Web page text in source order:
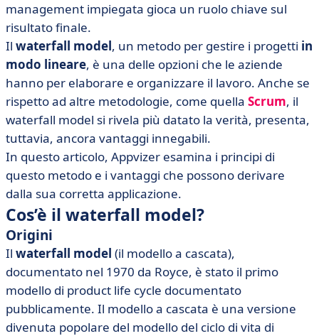
• Esempi di waterfall model
• Waterfall model: i vantaggi
• Waterfall model: gli svantaggi
management impiegata gioca un ruolo chiave sul
risultato finale.
Il waterfall model, un metodo per gestire i progetti in
modo lineare, è una delle opzioni che le aziende
hanno per elaborare e organizzare il lavoro. Anche se
rispetto ad altre metodologie, come quella Scrum, il
waterfall model si rivela più datato la verità, presenta,
tuttavia, ancora vantaggi innegabili.
In questo articolo, Appvizer esamina i principi di
questo metodo e i vantaggi che possono derivare
dalla sua corretta applicazione.
Cos’è il waterfall model?
Origini
Il waterfall model (il modello a cascata),
documentato nel 1970 da Royce, è stato il primo
modello di product life cycle documentato
pubblicamente. Il modello a cascata è una versione
divenuta popolare del modello del ciclo di vita di